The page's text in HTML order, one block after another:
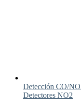
Detección CO/
Detectores NO2